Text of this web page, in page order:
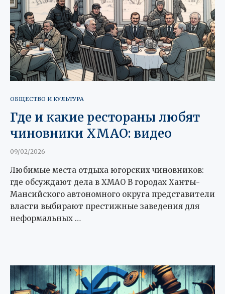
ОБЩЕСТВО И КУЛЬТУРА
Где и какие рестораны любят
чиновники ХМАО: видео
09/02/2026
Любимые места отдыха югорских чиновников:
где обсуждают дела в ХМАО В городах Ханты-
Мансийского автономного округа представители
власти выбирают престижные заведения для
неформальных …